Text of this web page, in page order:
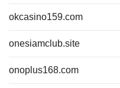
okcasino159.com
onesiamclub.site
onoplus168.com